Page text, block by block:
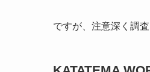
ですが、注意深く調